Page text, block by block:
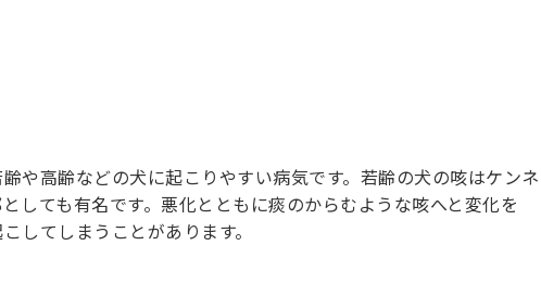
や高齢などの犬に起こりやすい病気です。若齢の犬の咳はケンネ
しても有名です。悪化とともに痰のからむような咳へと変化を
してしまうことがあります。